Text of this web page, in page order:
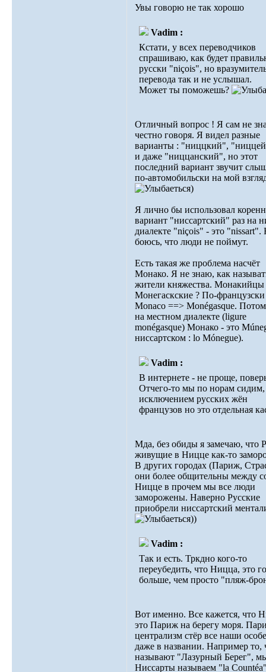
Увы говорю не так хорошо
Vadim :
Кстати, у всех переводчиков
спрашиваю, как будет
русски "niçois", но
перевода так и не услышал.
Может ты поможешь?
Отличный вопрос ! Я сам не
честно говоря. Я видел разные
варианты : "ниццкий",
и даже "ниццанский", но этот
последний вариант звучит
по-автомобильски на мой
)
Я лично бы использовал
вариант "ниссартский" раз на
диалекте "niçois" - это "nissart".
боюсь, что люди не поймут.
Есть такая же проблема насчёт
Монако. Я не знаю, как
жители княжества. Монакийцы
Монегаскские ? По-французски
Monaco ==> Monégasque.
на местном диалекте (ligure
monégasque) Монако - это
ниссартском : lo Mónegue).
Vadim :
В интернете - не проще,
Отчего-то мы по норам сидим,
исключением русских жён
французов но это отдельная
Мда, без обиды я замечаю, что
живущие в Ницце как-то
В других городах (Париж,
они более общительны между
Ницце в прочем мы все люди
заморожены. Наверно Русские
приобрели ниссартский
))
Vadim :
Так и есть. Тркдно кого-то
переубедить, что Ницца, это
больше, чем просто "пляж-
Вот именно. Все кажется, что
это Париж на берегу моря.
централизм стёр все наши
даже в названии. Например то,
называют "Лазурный Берег",
Ниссарты называем "la